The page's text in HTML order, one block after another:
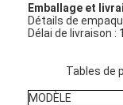
Emballage et
Détails de
Délai de livraison :
Tables de
MODÈLE